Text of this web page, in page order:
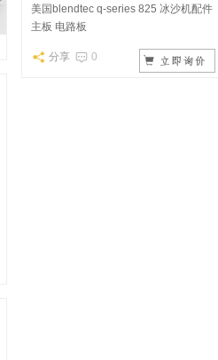
美国blendtec q-series 825 冰沙机配件
主板 电路板
分享 0